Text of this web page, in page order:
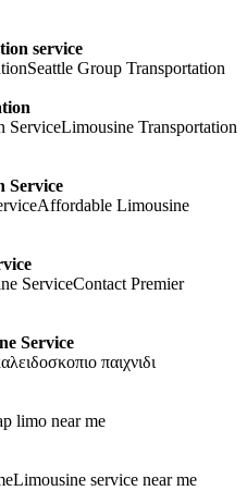
service
Seattle Group Transportation
Limousine Transportation
Service
Affordable Limousine
Contact Premier
Service
παιχνιδι
limo near me
Limousine service near me